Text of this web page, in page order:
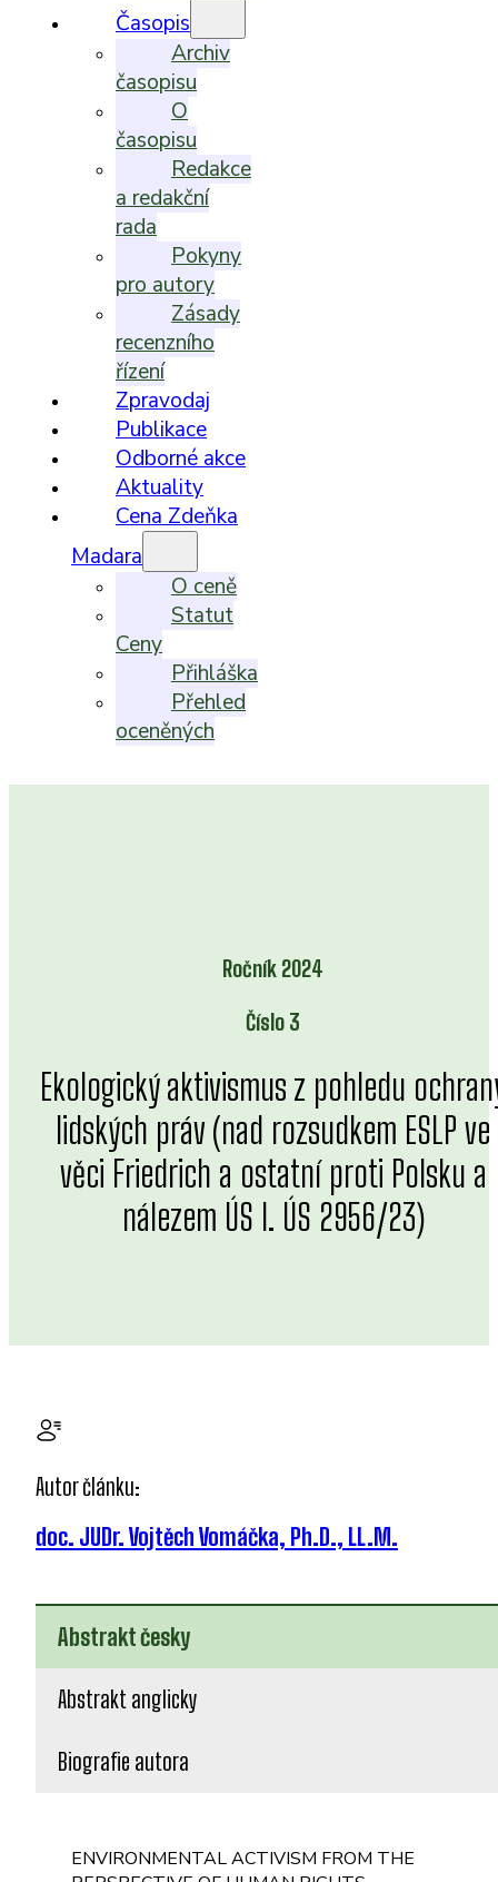
Časopis
Archiv
časopisu
O
časopisu
Redakce
a redakční
rada
Pokyny
pro autory
Zásady
recenzního
řízení
Zpravodaj
Publikace
Odborné akce
Aktuality
Cena Zdeňka
Madara
O ceně
Statut
Ceny
Přihláška
Přehled
oceněných
Ročník 2024
Číslo 3
Ekologický aktivismus z pohledu
lidských práv (nad rozsudkem ESLP ve
věci Friedrich a ostatní proti Polsku a
nálezem ÚS I. ÚS 2956/23)
Autor článku:
doc. JUDr. Vojtěch Vomáčka, Ph.D., LL.M.
Abstrakt česky
Abstrakt anglicky
Biografie autora
ENVIRONMENTAL ACTIVISM FROM THE